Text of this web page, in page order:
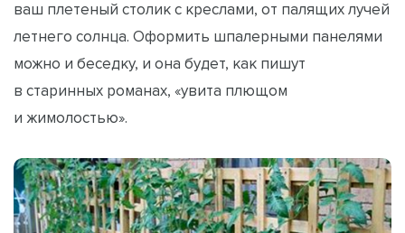
ваш плетеный столик с креслами, от палящих лучей
летнего солнца. Оформить шпалерными панелями
можно и беседку, и она будет, как пишут
в старинных романах, «увита плющом
и жимолостью».